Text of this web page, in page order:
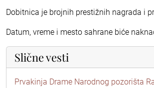
Dobitnica je brojnih prestižnih nagrada i
Datum, vreme i mesto sahrane biće
Slične vesti
Prvakinja Drame Narodnog pozorišta